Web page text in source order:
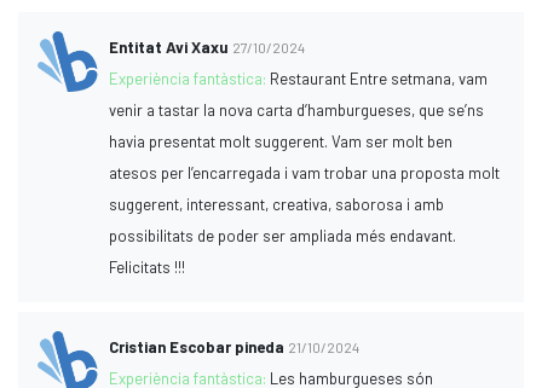
Entitat Avi Xaxu 27/10/2024
Experiència fantàstica: Restaurant Entre setmana, vam
venir a tastar la nova carta d’hamburgueses, que se’ns
havia presentat molt suggerent. Vam ser molt ben
atesos per l’encarregada i vam trobar una proposta molt
suggerent, interessant, creativa, saborosa i amb
possibilitats de poder ser ampliada més endavant.
Felicitats !!!
Cristian Escobar pineda 21/10/2024
Experiència fantàstica: Les hamburgueses són